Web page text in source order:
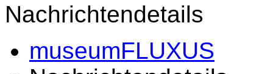
Nachrichtendetails
museumFLUXUS